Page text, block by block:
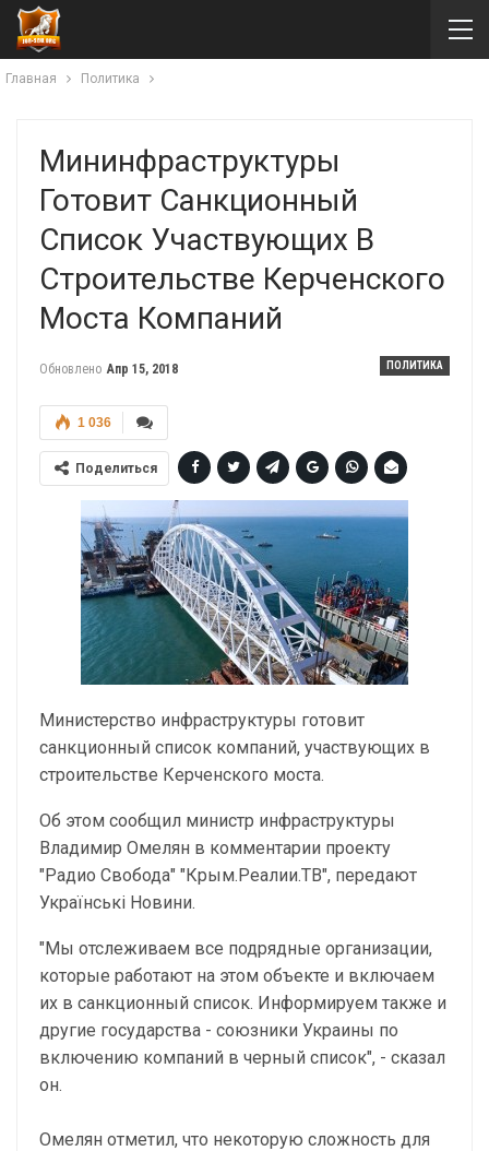
Главная Политика
Мининфраструктуры
Готовит Санкционный
Список Участвующих В
Строительстве Керченского
Моста Компаний
ПОЛИТИКА
Обновлено Апр 15, 2018
1 036
Поделиться
Министерство инфраструктуры готовит
санкционный список компаний, участвующих в
строительстве Керченского моста.
Об этом сообщил министр инфраструктуры
Владимир Омелян в комментарии проекту
"Радио Свобода" "Крым.Реалии.ТВ", передают
Українські Новини.
"Мы отслеживаем все подрядные организации,
которые работают на этом объекте и включаем
их в санкционный список. Информируем также и
другие государства - союзники Украины по
включению компаний в черный список", - сказал
он.
Омелян отметил, что некоторую сложность для